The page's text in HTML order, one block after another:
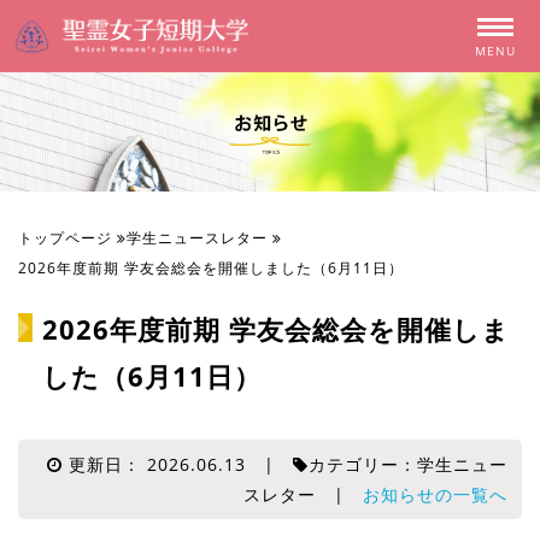
MENU
トップページ
学生ニュースレター
2026年度前期 学友会総会を開催しました（6月11日）
2026年度前期 学友会総会を開催しま
した（6月11日）
更新日： 2026.06.13 |
カテゴリー：学生ニュー
スレター | お知らせの一覧へ